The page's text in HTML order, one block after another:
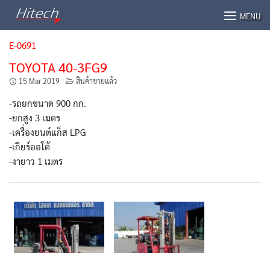
MENU
E-0691
TOYOTA 40-3FG9
15 Mar 2019 สินค้าขายแล้ว
-รถยกขนาด 900 กก.
-ยกสูง 3 เมตร
-เครื่องยนต์แก็ส LPG
-เกียร์ออโต้
-งายาว 1 เมตร